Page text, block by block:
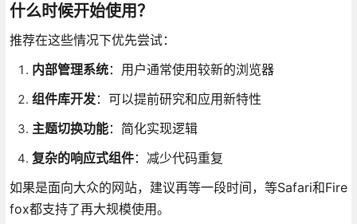
什么时候开始使用？
推荐在这些情况下优先尝试：
内部管理系统：用户通常使用较新的浏览器
组件库开发：可以提前研究和应用新特性
主题切换功能：简化实现逻辑
复杂的响应式组件：减少代码重复
如果是面向大众的网站，建议再等一段时间，等Safari和Fire
fox都支持了再大规模使用。